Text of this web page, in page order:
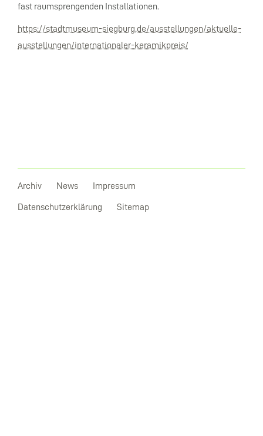
fast raumsprengenden Installationen.
https://stadtmuseum-siegburg.de/ausstellungen/aktuelle-
ausstellungen/internationaler-keramikpreis/
Archiv News Impressum
Datenschutzerklärung Sitemap